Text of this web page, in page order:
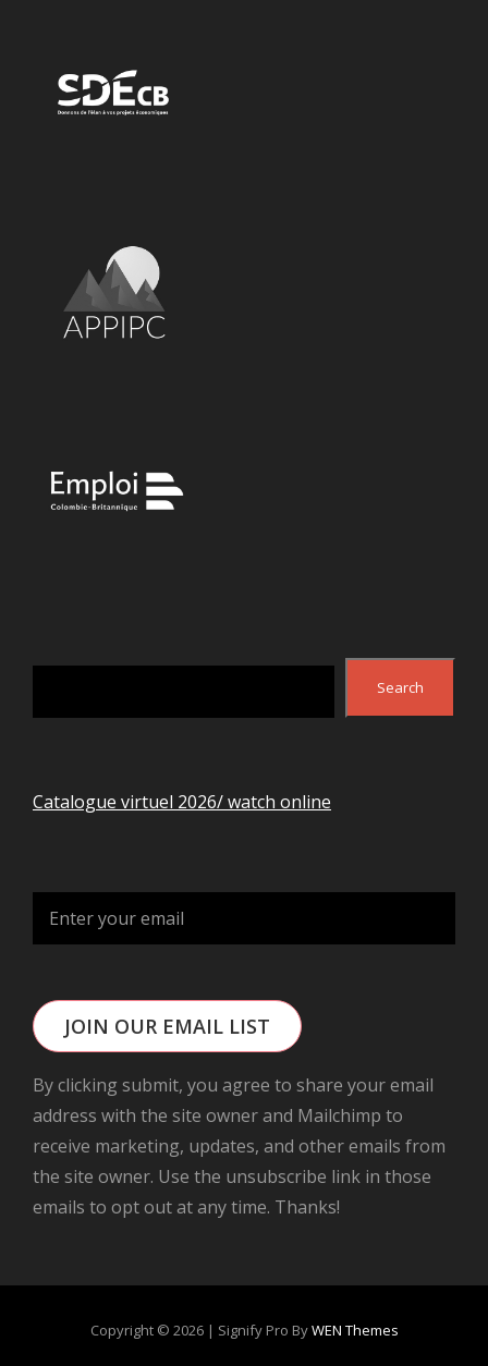
Search
Search
Catalogue virtuel 2026/ watch online
JOIN OUR EMAIL LIST
By clicking submit, you agree to share your email
address with the site owner and Mailchimp to
receive marketing, updates, and other emails from
the site owner. Use the unsubscribe link in those
emails to opt out at any time. Thanks!
Copyright © 2026 | Signify Pro ByWEN Themes